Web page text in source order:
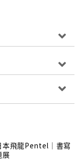
成為更方便、更
辦公用品熱銷世
本飛龍Pentel｜書寫
展